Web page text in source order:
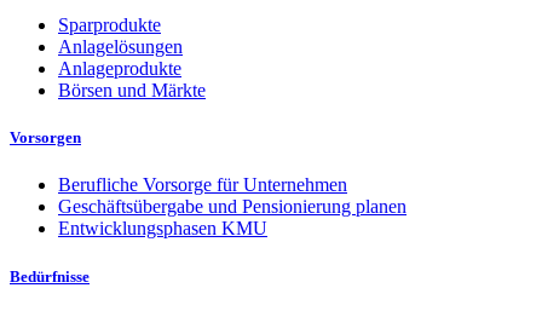
Sparprodukte
Anlagelösungen
Anlageprodukte
Börsen und Märkte
Vorsorgen
Berufliche Vorsorge für Unternehmen
Geschäftsübergabe und Pensionierung planen
Entwicklungsphasen KMU
Bedürfnisse